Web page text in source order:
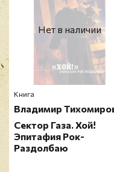
12. Возле дома
13. Колхозный панк
14. Ява
15. Казачья
16. Вальпургиева
17. Тёща
Перед
Нет в наличии
Книга
Владимир
Сектор Газа. Хой!
Эпитафия Рок-
Раздолбаю